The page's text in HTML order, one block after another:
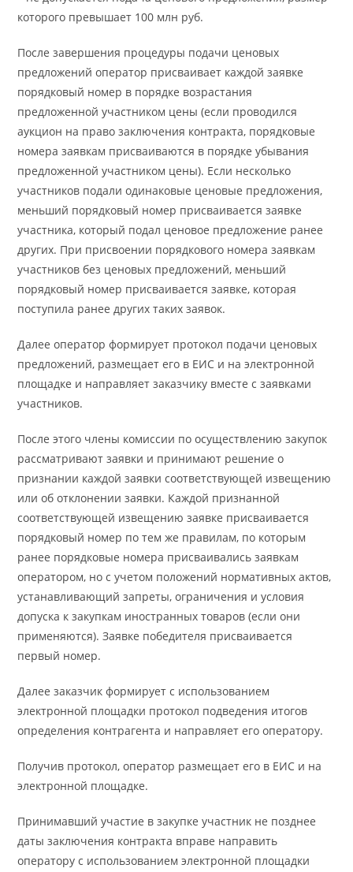
которого превышает 100 млн руб.
После завершения процедуры подачи ценовых
предложений оператор присваивает каждой заявке
порядковый номер в порядке возрастания
предложенной участником цены (если проводился
аукцион на право заключения контракта, порядковые
номера заявкам присваиваются в порядке убывания
предложенной участником цены). Если несколько
участников подали одинаковые ценовые предложения,
меньший порядковый номер присваивается заявке
участника, который подал ценовое предложение ранее
других. При присвоении порядкового номера заявкам
участников без ценовых предложений, меньший
порядковый номер присваивается заявке, которая
поступила ранее других таких заявок.
Далее оператор формирует протокол подачи ценовых
предложений, размещает его в ЕИС и на электронной
площадке и направляет заказчику вместе с заявками
участников.
После этого члены комиссии по осуществлению закупок
рассматривают заявки и принимают решение о
признании каждой заявки соответствующей извещению
или об отклонении заявки. Каждой признанной
соответствующей извещению заявке присваивается
порядковый номер по тем же правилам, по которым
ранее порядковые номера присваивались заявкам
оператором, но с учетом положений нормативных актов,
устанавливающий запреты, ограничения и условия
допуска к закупкам иностранных товаров (если они
применяются). Заявке победителя присваивается
первый номер.
Далее заказчик формирует с использованием
электронной площадки протокол подведения итогов
определения контрагента и направляет его оператору.
Получив протокол, оператор размещает его в ЕИС и на
электронной площадке.
Принимавший участие в закупке участник не позднее
даты заключения контракта вправе направить
оператору с использованием электронной площадки